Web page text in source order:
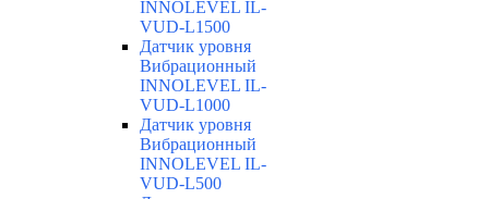
INNOLEVEL IL-
VUD-L1500
Датчик уровня
Вибрационный
INNOLEVEL IL-
VUD-L1000
Датчик уровня
Вибрационный
INNOLEVEL IL-
VUD-L500